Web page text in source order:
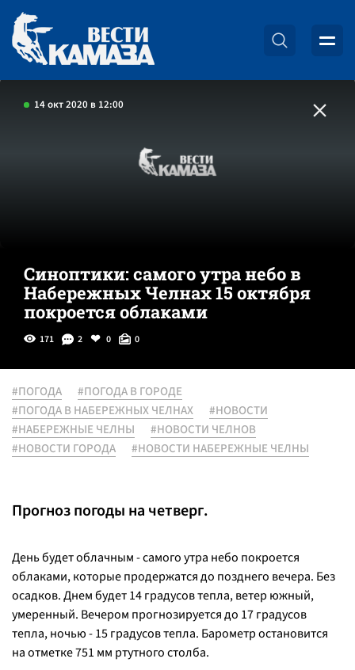
14 окт 2020 в 12:00
Синоптики: самого утра небо в
Набережных Челнах 15 октября
покроется облаками
171 2 0 0
#ПОГОДА
#ПОГОДА В ГОРОДЕ
#ПОГОДА В НАБЕРЕЖНЫХ ЧЕЛНАХ
#НОВОСТИ
#НАБЕРЕЖНЫЕ ЧЕЛНЫ
#НОВОСТИ ЧЕЛНОВ
#НОВОСТИ ГОРОДА
#НОВОСТИ НАБЕРЕЖНЫЕ ЧЕЛНЫ
Прогноз погоды на четверг.
День будет облачным - самого утра небо покроется
облаками, которые продержатся до позднего вечера. Без
осадков. Днем будет 14 градусов тепла, ветер южный,
умеренный. Вечером прогнозируется до 17 градусов
тепла, ночью - 15 градусов тепла. Барометр остановится
на отметке 751 мм ртутного столба.